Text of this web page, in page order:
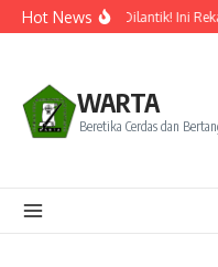
Lewati ke konten
Hot NewsResmi Dilantik! Ini
WARTA
Beretika Cerdas dan